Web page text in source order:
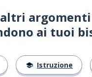
ai tuoi
Istruzione